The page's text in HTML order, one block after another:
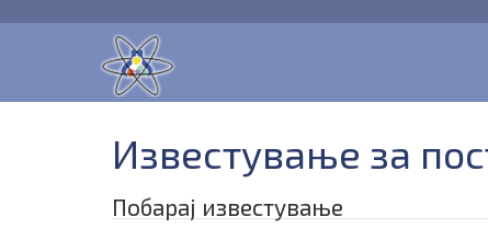
Известување за
Побарај известување